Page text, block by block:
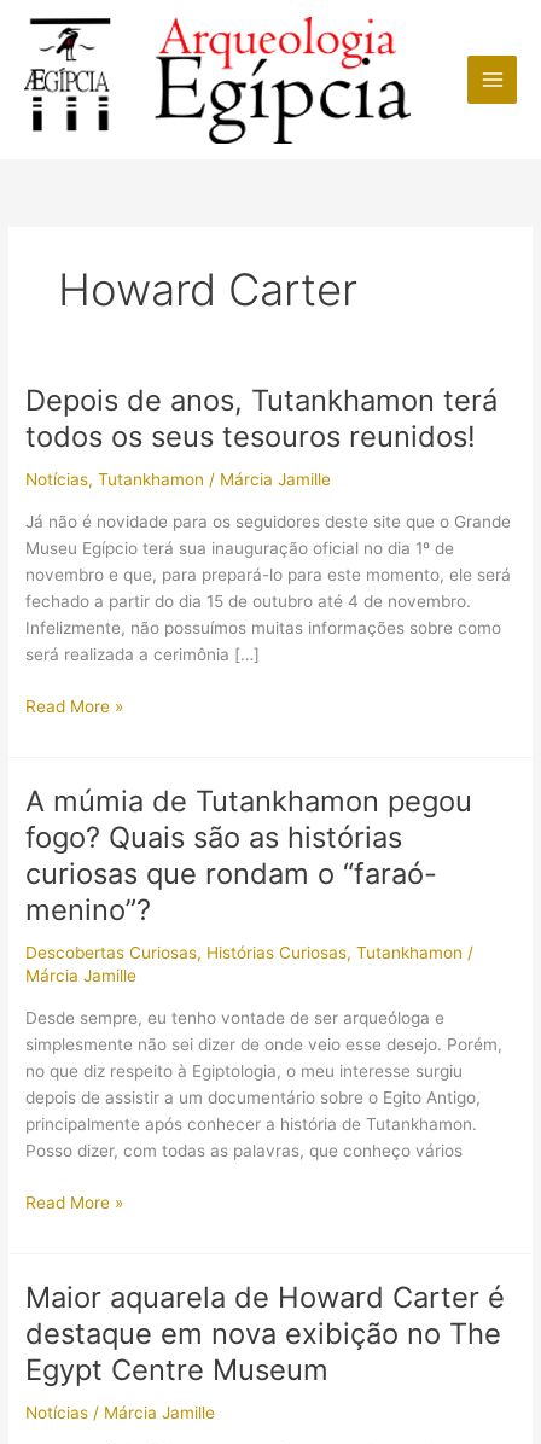
conteúdo
Howard Carter
Depois de anos, Tutankhamon terá
todos os seus tesouros reunidos!
Notícias,Tutankhamon / Márcia Jamille
Já não é novidade para os seguidores deste site que o Grande
Museu Egípcio terá sua inauguração oficial no dia 1º de
novembro e que, para prepará-lo para este momento, ele será
fechado a partir do dia 15 de outubro até 4 de novembro.
Infelizmente, não possuímos muitas informações sobre como
será realizada a cerimônia […]
Depois
Tutankhamon
terá
todos
os
seus
tesouros
reunidos!
Read More »
A múmia de Tutankhamon pegou
fogo? Quais são as histórias
curiosas que rondam o “faraó-
menino”?
Descobertas Curiosas, Histórias Curiosas,Tutankhamon /
Márcia Jamille
Desde sempre, eu tenho vontade de ser arqueóloga e
simplesmente não sei dizer de onde veio esse desejo. Porém,
no que diz respeito à Egiptologia, o meu interesse surgiu
depois de assistir a um documentário sobre o Egito Antigo,
principalmente após conhecer a história de Tutankhamon.
Posso dizer, com todas as palavras, que conheço vários
A
pegou
fogo?
Quais
são
as
Read More »
Maior aquarela de Howard Carter é
destaque em nova exibição no The
Egypt Centre Museum
Notícias / Márcia Jamille